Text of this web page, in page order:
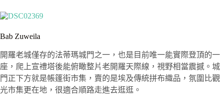
Bab Zuweila
開羅老城僅存的法蒂瑪城門之一，也是目前唯一能實際登頂的一
座，爬上宣禮塔後能俯瞰整片老開羅天際線，視野相當震撼。城
門正下方就是帳篷街市集，賣的是埃及傳統拼布織品，氛圍比觀
光市集更在地，很適合順路走進去逛逛。